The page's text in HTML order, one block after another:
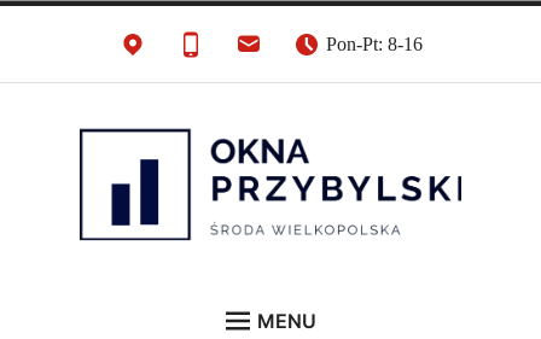
Pon-Pt: 8-16
OknaPrzybylski.pl
MENU